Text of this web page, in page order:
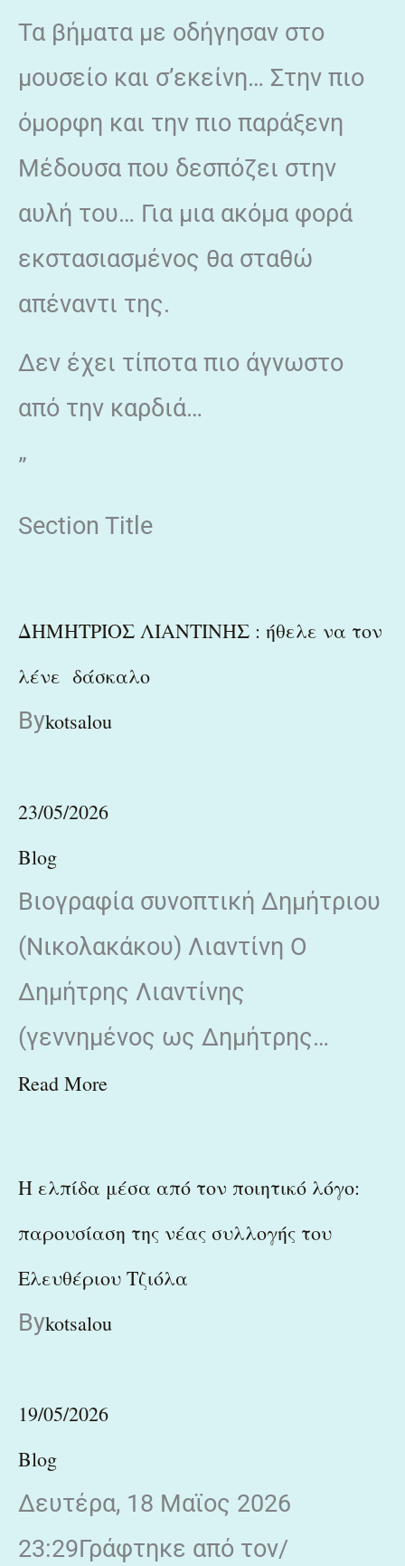
Τα βήματα με οδήγησαν στο
μουσείο και σ’εκείνη… Στην πιο
όμορφη και την πιο παράξενη
Μέδουσα που δεσπόζει στην
αυλή του… Για μια ακόμα φορά
εκστασιασμένος θα σταθώ
απέναντι της.
Δεν έχει τίποτα πιο άγνωστο
από την καρδιά…
”
Section Title
ΔΗΜΗΤΡΙΟΣ ΛΙΑΝΤΙΝΗΣ : ήθελε να τον
λένε δάσκαλο
Bykotsalou
23/05/2026
Blog
Βιογραφία συνοπτική Δημήτριου
(Νικολακάκου) Λιαντίνη Ο
Δημήτρης Λιαντίνης
(γεννημένος ως Δημήτρης…
Read More
Η ελπίδα μέσα από τον ποιητικό λόγο:
παρουσίαση της νέας συλλογής του
Ελευθέριου Τζιόλα
Bykotsalou
19/05/2026
Blog
Δευτέρα, 18 Μαϊος 2026
23:29Γράφτηκε από τον/